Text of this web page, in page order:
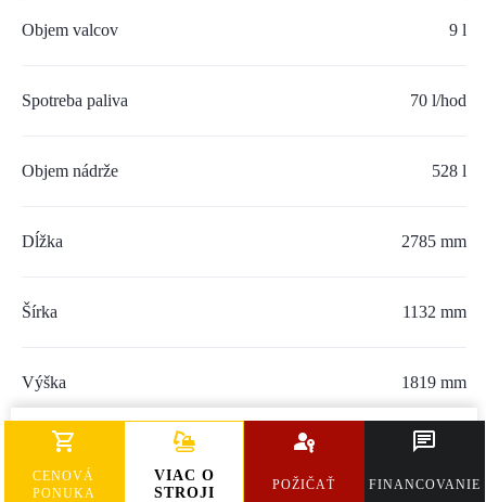
O NÁS
KONTAKTY
Objem valcov 9 l
Spotreba paliva 70 l/hod
Objem nádrže 528 l
Dĺžka 2785 mm
Šírka 1132 mm
Výška 1819 mm
Hmotnosť 2261 kg
CENOVÁ
PONUKA
VIAC O
STROJI
POŽIČAŤ FINANCOVANIE